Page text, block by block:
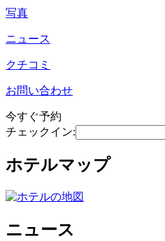
写真
ニュース
クチコミ
お問い合わせ
今すぐ予約
チェックイン:
ホテルマップ
ニュース